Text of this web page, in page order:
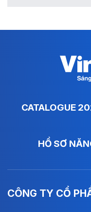
CATALOGUE
HỒ SƠ
CÔNG TY CỔ